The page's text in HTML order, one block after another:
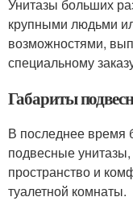
Унитазы больших
крупными людьми
возможностями,
специальному
Габариты
В последнее время
подвесные
пространство и
туалетной комнаты.